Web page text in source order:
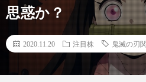
思惑か？
2020.11.20 注目株 鬼滅の刃